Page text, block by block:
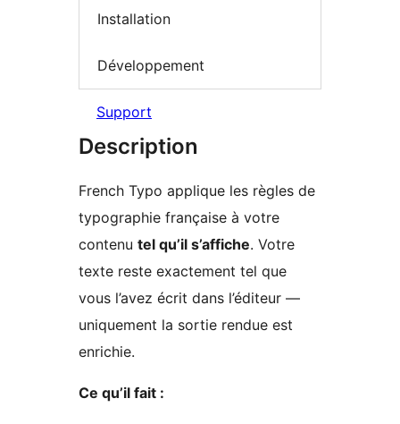
Installation
Développement
Support
Description
French Typo applique les règles de
typographie française à votre
contenu tel qu’il s’affiche. Votre
texte reste exactement tel que
vous l’avez écrit dans l’éditeur —
uniquement la sortie rendue est
enrichie.
Ce qu’il fait :